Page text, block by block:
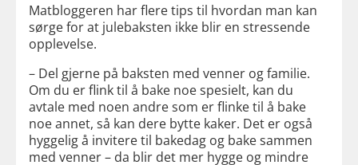
Matbloggeren har flere tips til hvordan man kan
sørge for at julebaksten ikke blir en stressende
opplevelse.
– Del gjerne på baksten med venner og familie.
Om du er flink til å bake noe spesielt, kan du
avtale med noen andre som er flinke til å bake
noe annet, så kan dere bytte kaker. Det er også
hyggelig å invitere til bakedag og bake sammen
med venner – da blir det mer hygge og mindre